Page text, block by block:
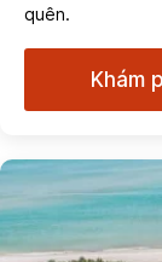
quên.
Khám